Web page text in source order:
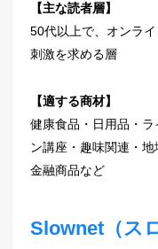
【主な読者層】
50代以上で、オンラ
刺激を求める層
【適する商材】
健康食品・日用品・
ン講座・趣味関連・
金融商品など
Slownet（ス